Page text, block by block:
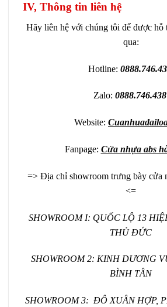
IV, Thông tin liên hệ
Hãy liên hệ với chúng tôi để được hỗ
qua:
Hotline:
Zalo: 0888.746.438
Website:
Fanpage: Cửa nhựa abs
=> Địa chỉ showroom trưng bày cửa
<=
SHOWROOM I: QUỐC LỘ 13
THỦ ĐỨC
SHOWROOM 2: KINH DƯƠNG
BÌNH TÂN
SHOWROOM 3: ĐÔ XUÂN HỢP,